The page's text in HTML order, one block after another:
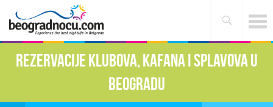
Rezervacije klubova, kafana i splavova u
Beogradu